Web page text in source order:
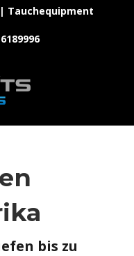
Tauchequipment
bis zu